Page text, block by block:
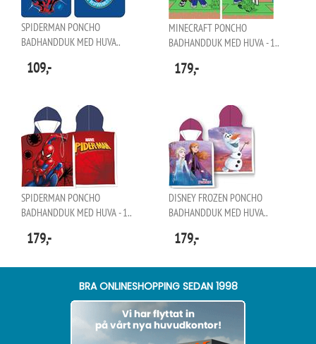
SPIDERMAN PONCHO
BADHANDDUK MED HUVA..
109,-
MINECRAFT PONCHO
BADHANDDUK MED HUVA - 1..
179,-
SPIDERMAN PONCHO
BADHANDDUK MED HUVA - 1..
179,-
DISNEY FROZEN PONCHO
BADHANDDUK MED HUVA..
179,-
BRA ONLINESHOPPING SEDAN 1998